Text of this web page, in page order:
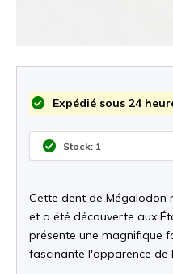
Expédié sous 24
Stock: 1
Cette dent de Mégalodon
et a été découverte aux
présente une magnifique
fascinante l'apparence de